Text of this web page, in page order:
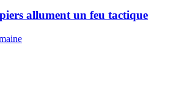
allument un feu tactique